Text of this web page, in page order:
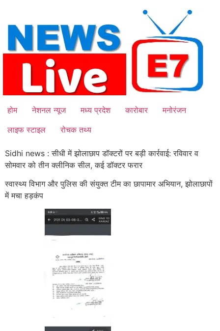
content
होम नेशनल न्यूज मध्य प्रदेश कारोबार
मनोरंजन
लाइफ स्टाइल
रोचक तथ्य
Sidhi news : सीधी में झोलाछाप डॉक्टरों पर बड़ी कार्रवाई: रविवार व
सोमवार को तीन क्लीनिक सील, कई डॉक्टर फरार
स्वास्थ्य विभाग और पुलिस की संयुक्त टीम का छापामार अभियान, झोलाछापों
में मचा हड़कंप